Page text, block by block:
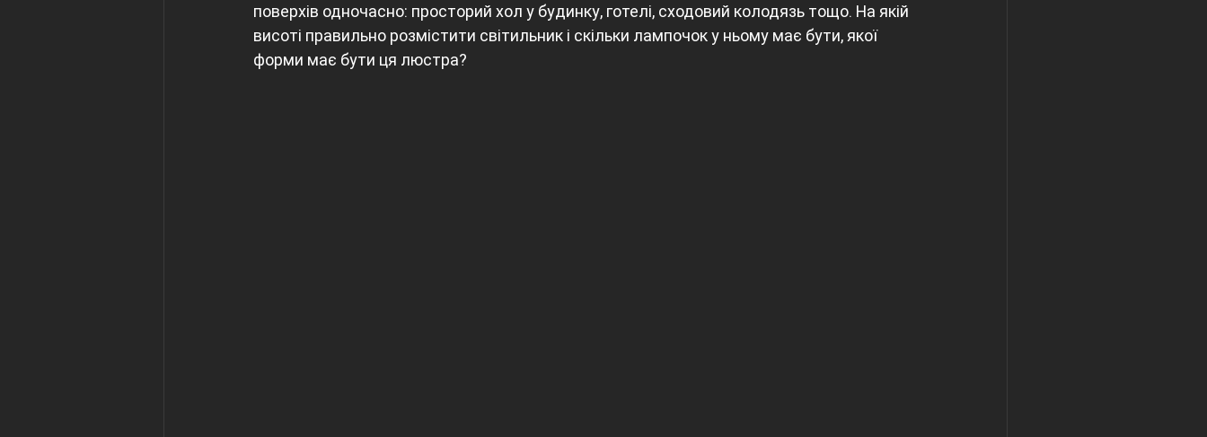
поверхів одночасно: просторий хол у будинку, готелі, сходовий колодязь тощо. На якій
висоті правильно розмістити світильник і скільки лампочок у ньому має бути, якої
форми має бути ця люстра?